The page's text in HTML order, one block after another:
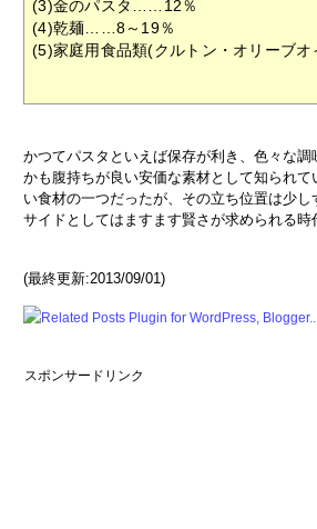
(3)金のパスタ……12％
(4)乾麺……8～19％
(5)家庭用食品類(クルトン・オリーブ
かつてパスタといえば保存が利き、色々な
かも腹持ちが良い安価な素材として知られ
い食材の一つだったが、その立ち位置は少
サイドとしてはますます賢さが求められる時
(最終更新:2013/09/01)
スポンサードリンク